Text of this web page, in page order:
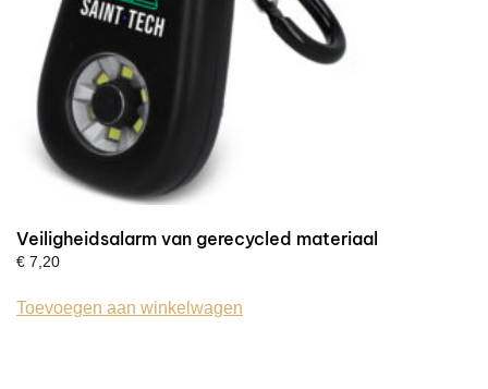
Veiligheidsalarm van gerecycled materiaal
€ 7,20
Toevoegen aan winkelwagen